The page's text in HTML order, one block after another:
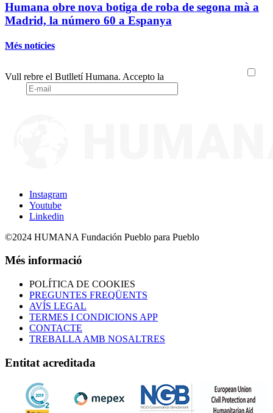
Humana obre nova botiga de roba de segona mà a
Madrid, la número 60 a Espanya
Més notícies
Vull rebre el Butlletí Humana. Accepto la
Instagram
Youtube
Linkedin
©2024 HUMANA Fundación Pueblo para Pueblo
Més informació
POLÍTICA DE COOKIES
PREGUNTES FREQÜENTS
AVÍS LEGAL
TERMES I CONDICIONS APP
CONTACTE
TREBALLA AMB NOSALTRES
Entitat acreditada